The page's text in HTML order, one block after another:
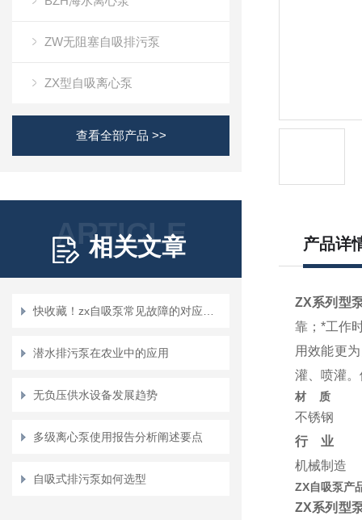
ZW无阻塞自吸排污泵
ZX型自吸离心泵
查看全部产品 >>
ARTICLE
相关文章
潜水排污泵在农业中的应用
无负压供水设备发展趋势
多级离心泵使用报告分析阐述要点
自吸式排污泵如何选型
产品详
ZX系列型
靠；*工作
用效能更
灌、喷灌
材 质
不锈钢
行 业
机械制造
ZX自吸泵产
ZX系列型